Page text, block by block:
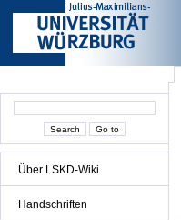
Über LSKD-Wiki
Handschriften